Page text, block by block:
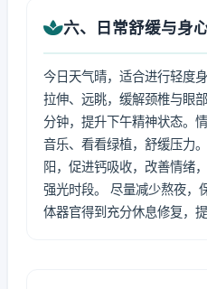
六、日常舒缓与身
今日天气晴，适合进行轻度
拉伸、远眺，缓解颈椎与眼
分钟，提升下午精神状态。
音乐、看看绿植，舒缓压力
阳，促进钙吸收，改善情绪
强光时段。 尽量减少熬夜，
体器官得到充分休息修复，提